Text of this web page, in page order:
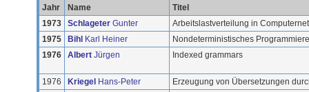
Jahr
Name
Titel
1973
Schlageter Gunter
Arbeitslastverteilung in
1975
Bihl Karl Heiner
Nondeterministisches
1976
Albert Jürgen Indexed grammars
1976 Kriegel Hans-Peter
Erzeugung von Übersetzungen